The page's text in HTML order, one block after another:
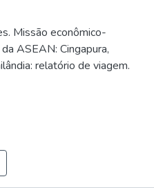
Missão econômico-
ASEAN: Cingapura,
relatório de viagem.